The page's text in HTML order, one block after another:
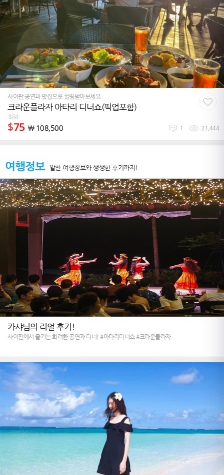
사이판 공연과 맛집으로 힐링받아보세요
크라운플라자 아타리 디너쇼(픽업포함)
$84
$75 ￦ 108,500 1 21,444
여행정보 알찬 여행정보와 생생한 후기까지!
카샤님의 리얼 후기!
사이판에서 즐기는 화려한 공연과 디너! #아타리디너쇼 #크라운플라자